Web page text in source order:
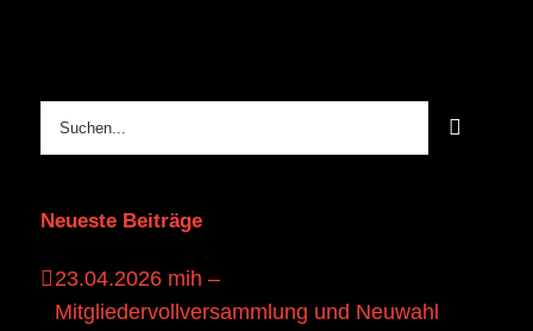
Suche
nach:
Neueste Beiträge
23.04.2026 mih –
Mitgliedervollversammlung und Neuwahl